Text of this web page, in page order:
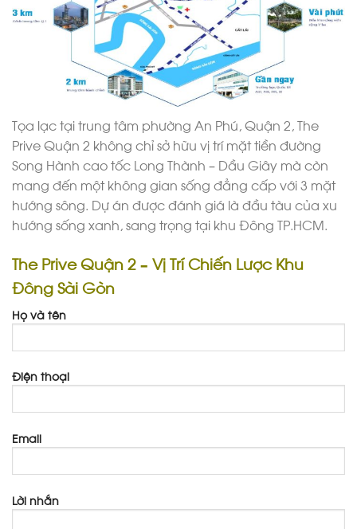
Tọa lạc tại trung tâm phường An Phú, Quận 2, The
Prive Quận 2 không chỉ sở hữu vị trí mặt tiền đường
Song Hành cao tốc Long Thành – Dầu Giây mà còn
mang đến một không gian sống đẳng cấp với 3 mặt
hướng sông. Dự án được đánh giá là đầu tàu của xu
hướng sống xanh, sang trọng tại khu Đông TP.HCM.
The Prive Quận 2 – Vị Trí Chiến Lược Khu
Đông Sài Gòn
Họ và tên
Điện thoại
Email
Lời nhắn